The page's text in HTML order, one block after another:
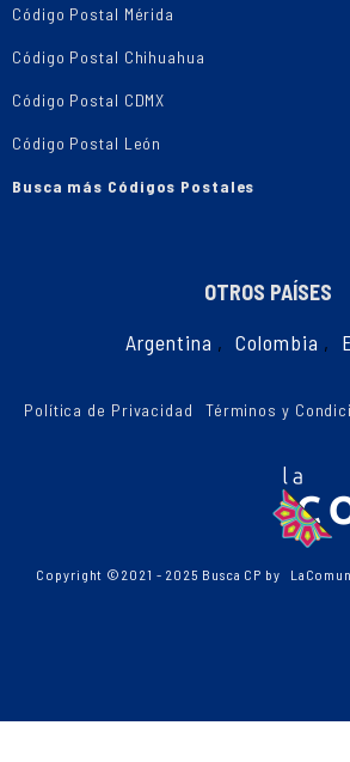
Código Postal Mérida
Código Postal Chihuahua
Código Postal CDMX
Código Postal León
Busca más Códigos Postales
OTROS PAÍSES
Argentina , Colombia ,
Política de Privacidad Términos y
Copyright ©2021 - 2025 Busca CP by